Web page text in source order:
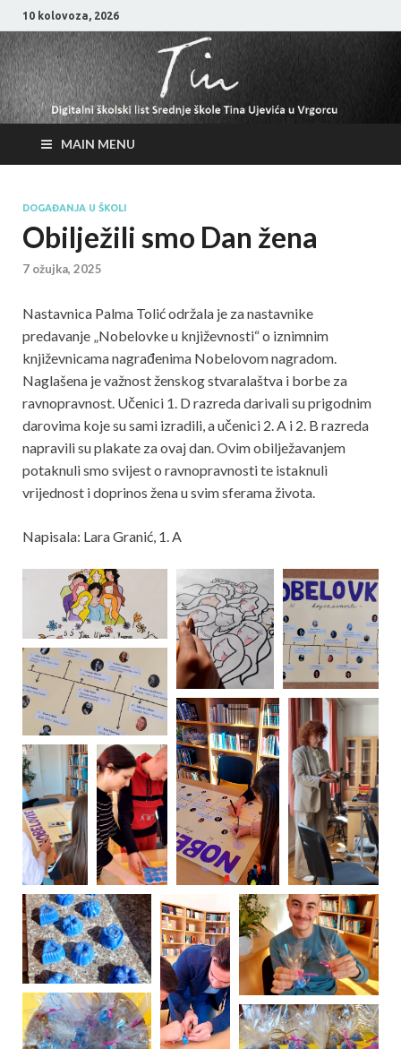
10 kolovoza, 2026
MAIN MENU
DOGAĐANJA U ŠKOLI
Obilježili smo Dan žena
7 ožujka, 2025
Nastavnica Palma Tolić održala je za nastavnike
predavanje „Nobelovke u književnosti“ o iznimnim
književnicama nagrađenima Nobelovom nagradom.
Naglašena je važnost ženskog stvaralaštva i borbe za
ravnopravnost. Učenici 1. D razreda darivali su prigodnim
darovima koje su sami izradili, a učenici 2. A i 2. B razreda
napravili su plakate za ovaj dan. Ovim obilježavanjem
potaknuli smo svijest o ravnopravnosti te istaknuli
vrijednost i doprinos žena u svim sferama života.
Napisala: Lara Granić, 1. A